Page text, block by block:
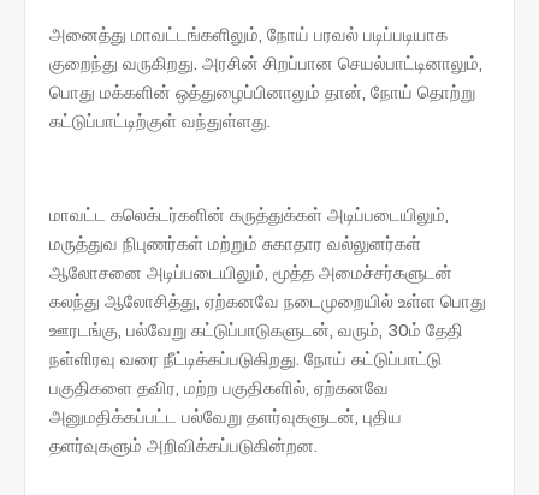
அனைத்து மாவட்டங்களிலும், நோய் பரவல் படிப்படியாக
குறைந்து வருகிறது. அரசின் சிறப்பான செயல்பாட்டினாலும்,
பொது மக்களின் ஒத்துழைப்பினாலும் தான், நோய் தொற்று
கட்டுப்பாட்டிற்குள் வந்துள்ளது.
மாவட்ட கலெக்டர்களின் கருத்துக்கள் அடிப்படையிலும்,
மருத்துவ நிபுணர்கள் மற்றும் சுகாதார வல்லுனர்கள்
ஆலோசனை அடிப்படையிலும், மூத்த அமைச்சர்களுடன்
கலந்து ஆலோசித்து, ஏற்கனவே நடைமுறையில் உள்ள பொது
ஊரடங்கு, பல்வேறு கட்டுப்பாடுகளுடன், வரும், 30ம் தேதி
நள்ளிரவு வரை நீட்டிக்கப்படுகிறது. நோய் கட்டுப்பாட்டு
பகுதிகளை தவிர, மற்ற பகுதிகளில், ஏற்கனவே
அனுமதிக்கப்பட்ட பல்வேறு தளர்வுகளுடன், புதிய
தளர்வுகளும் அறிவிக்கப்படுகின்றன.